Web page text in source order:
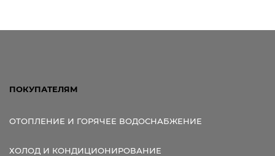
ПОКУПАТЕЛЯМ
ОТОПЛЕНИЕ И ГОРЯЧЕЕ ВОДОСНАБЖЕНИЕ
ХОЛОД И КОНДИЦИОНИРОВАНИЕ